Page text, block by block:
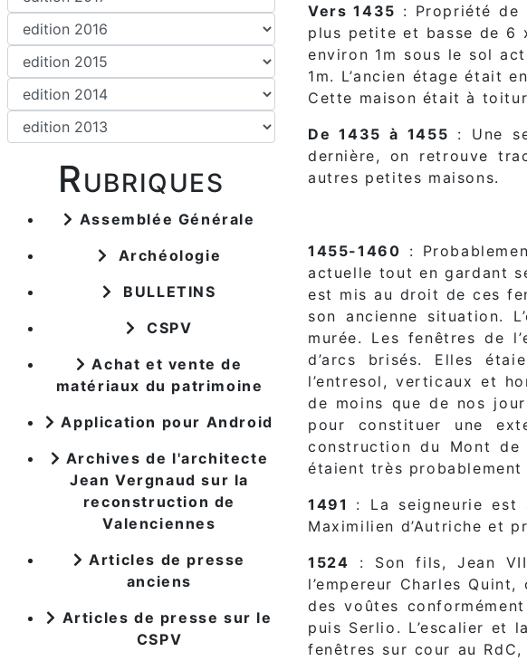
Rubriques
Assemblée Générale
Archéologie
BULLETINS
CSPV
Achat et vente de
matériaux du patrimoine
Application pour Android
Archives de l'architecte
Jean Vergnaud sur la
reconstruction de
Valenciennes
Articles de presse
anciens
Articles de presse sur le
CSPV
Vers 1435 : Propriété de
plus petite et basse de 6
environ 1m sous le sol
1m. L’ancien étage était
Cette maison était à
De 1435 à 1455 : Une
dernière, on retrouve
autres petites maisons.
1455-1460 :
actuelle tout en gardant
est mis au droit de ces
son ancienne situation.
murée. Les fenêtres de
d’arcs brisés. Elles
l’entresol, verticaux et
de moins que de nos
pour constituer une
construction du Mont de
étaient très
1491 : La seigneurie est
Maximilien d’Autriche et
1524 : Son fils, Jean
l’empereur Charles
des voûtes
puis Serlio. L’escalier et
fenêtres sur cour au